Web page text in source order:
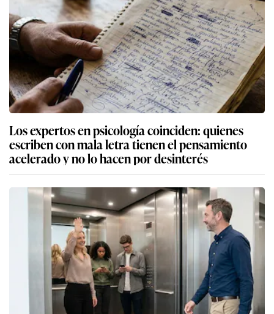
Los expertos en psicología coinciden: quienes
escriben con mala letra tienen el pensamiento
acelerado y no lo hacen por desinterés